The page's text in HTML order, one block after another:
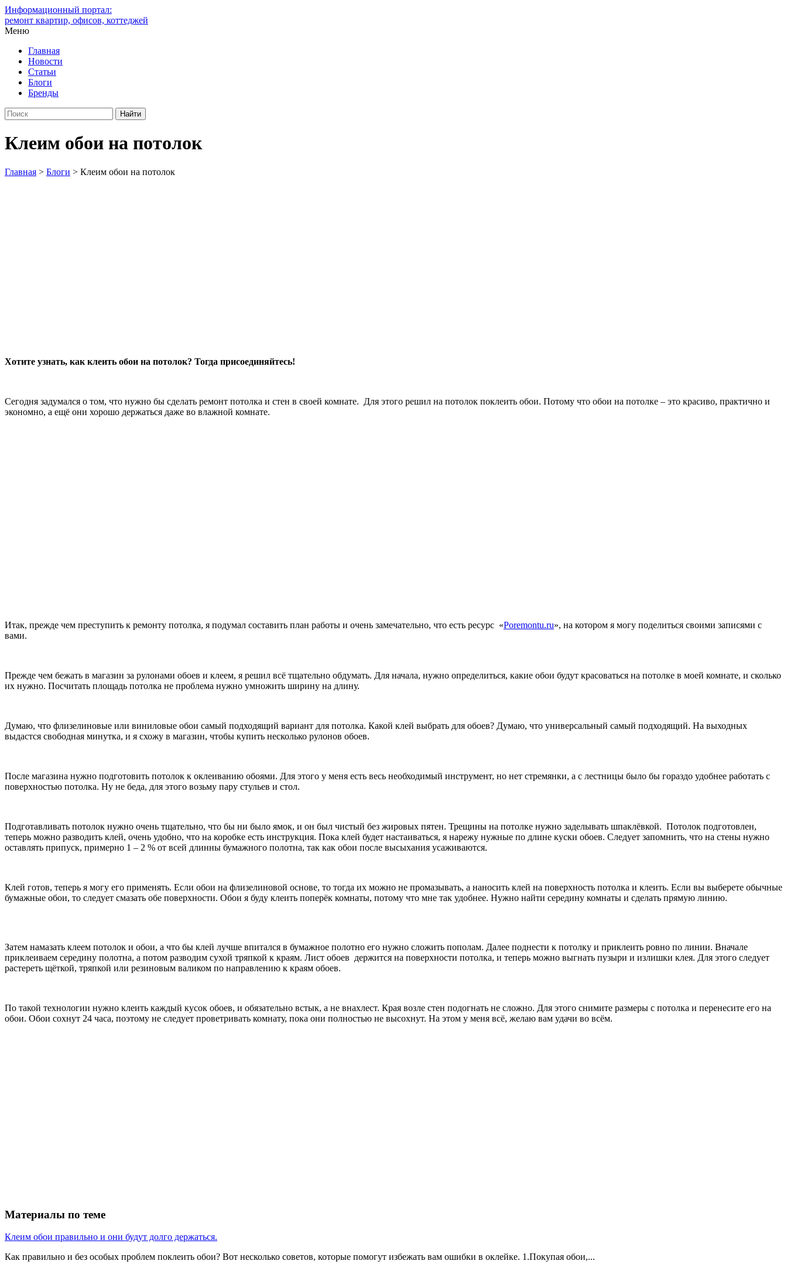
Информационный портал:
ремонт квартир, офисов, коттеджей
Меню
Главная
Новости
Статьи
Блоги
Бренды
Клеим обои на потолок
Главная > Блоги > Клеим обои на потолок
Хотите узнать, как клеить обои на потолок? Тогда присоединяйтесь!
Сегодня задумался о том, что нужно бы сделать ремонт потолка и стен в своей комнате. Для этого решил на потолок поклеить обои. Потому что обои на потолке – это красиво, практично и
экономно, а ещё они хорошо держаться даже во влажной комнате.
Итак, прежде чем преступить к ремонту потолка, я подумал составить план работы и очень замечательно, что есть ресурс «Poremontu.ru», на котором я могу поделиться своими записями с
вами.
Прежде чем бежать в магазин за рулонами обоев и клеем, я решил всё тщательно обдумать. Для начала, нужно определиться, какие обои будут красоваться на потолке в моей комнате, и сколько
их нужно. Посчитать площадь потолка не проблема нужно умножить ширину на длину.
Думаю, что флизелиновые или виниловые обои самый подходящий вариант для потолка. Какой клей выбрать для обоев? Думаю, что универсальный самый подходящий. На выходных
выдастся свободная минутка, и я схожу в магазин, чтобы купить несколько рулонов обоев.
После магазина нужно подготовить потолок к оклеиванию обоями. Для этого у меня есть весь необходимый инструмент, но нет стремянки, а с лестницы было бы гораздо удобнее работать с
поверхностью потолка. Ну не беда, для этого возьму пару стульев и стол.
Подготавливать потолок нужно очень тщательно, что бы ни было ямок, и он был чистый без жировых пятен. Трещины на потолке нужно заделывать шпаклёвкой. Потолок подготовлен,
теперь можно разводить клей, очень удобно, что на коробке есть инструкция. Пока клей будет настаиваться, я нарежу нужные по длине куски обоев. Следует запомнить, что на стены нужно
оставлять припуск, примерно 1 – 2 % от всей длинны бумажного полотна, так как обои после высыхания усаживаются.
Клей готов, теперь я могу его применять. Если обои на флизелиновой основе, то тогда их можно не промазывать, а наносить клей на поверхность потолка и клеить. Если вы выберете обычные
бумажные обои, то следует смазать обе поверхности. Обои я буду клеить поперёк комнаты, потому что мне так удобнее. Нужно найти середину комнаты и сделать прямую линию.
Затем намазать клеем потолок и обои, а что бы клей лучше впитался в бумажное полотно его нужно сложить пополам. Далее поднести к потолку и приклеить ровно по линии. Вначале
приклеиваем середину полотна, а потом разводим сухой тряпкой к краям. Лист обоев держится на поверхности потолка, и теперь можно выгнать пузыри и излишки клея. Для этого следует
растереть щёткой, тряпкой или резиновым валиком по направлению к краям обоев.
По такой технологии нужно клеить каждый кусок обоев, и обязательно встык, а не внахлест. Края возле стен подогнать не сложно. Для этого снимите размеры с потолка и перенесите его на
обои. Обои сохнут 24 часа, поэтому не следует проветривать комнату, пока они полностью не высохнут. На этом у меня всё, желаю вам удачи во всём.
Материалы по теме
Клеим обои правильно и они будут долго держаться.
Как правильно и без особых проблем поклеить обои? Вот несколько советов, которые помогут избежать вам ошибки в оклейке. 1.Покупая обои,...